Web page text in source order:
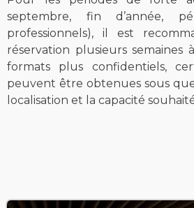
septembre, fin d’année,
professionnels), il est
réservation plusieurs semaines
formats plus confidentiels,
peuvent être obtenues sous
localisation et la capacité